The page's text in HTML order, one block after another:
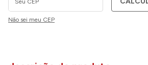
Não sei meu CEP